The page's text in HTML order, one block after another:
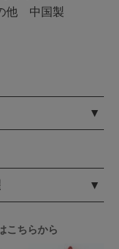
他　中国製
こちらから